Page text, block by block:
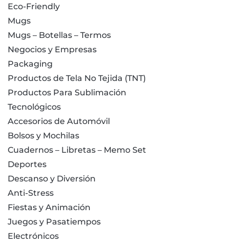
Eco-Friendly
Mugs
Mugs – Botellas – Termos
Negocios y Empresas
Packaging
Productos de Tela No Tejida (TNT)
Productos Para Sublimación
Tecnológicos
Accesorios de Automóvil
Bolsos y Mochilas
Cuadernos – Libretas – Memo Set
Deportes
Descanso y Diversión
Anti-Stress
Fiestas y Animación
Juegos y Pasatiempos
Electrónicos